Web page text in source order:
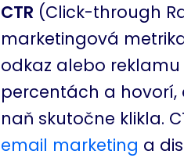
CTR (Click-through
marketingová
odkaz alebo
percentách a hovorí,
naň skutočne klikla.
email marketing a